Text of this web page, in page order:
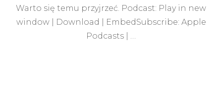
Warto się temu przyjrzeć. Podcast: Play in new
window | Download | EmbedSubscribe: Apple
Podcasts | …